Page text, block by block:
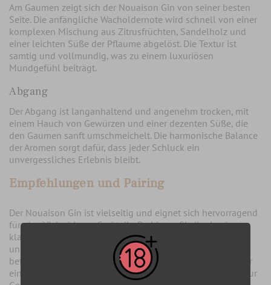
Am Gaumen zeigt sich der Nouaison Gin von seiner besten
Seite. Die anfängliche Wacholdernote wird schnell von einer
komplexen Mischung aus Zitrusfrüchten, Sandelholz und
einer leichten Süße der Pflaume abgelöst. Die Textur ist
samtig und vollmundig, was zu einem luxuriösen
Mundgefühl beiträgt.
Abgang
Der Abgang ist langanhaltend und angenehm trocken, mit
einem Hauch von Gewürzen und einer dezenten Süße, die
den Gaumen sanft umschmeichelt. Die harmonische Balance
der Aromen sorgt dafür, dass jeder Schluck ein
unvergessliches Erlebnis bleibt.
Empfehlungen und Pairing
Der Nouaison Gin ist vielseitig und eignet sich hervorragend
für eine Vielzahl von Cocktails. Probieren Sie ihn in einem
klassischen Gin Tonic mit einem hochwertigen Tonic Water
und einer Scheibe Bergamotte, um die Zitrusnoten zu
betonen. Für ein anspruchsvolleres Erlebnis empfehlen wir
einen Negroni, bei dem die Komplexität des Gins perfekt zur